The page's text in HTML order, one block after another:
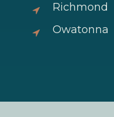
Richmond
Owatonna